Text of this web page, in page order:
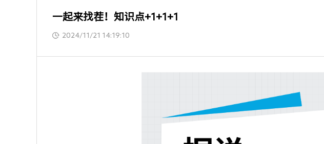
一起来找茬！知识点+1+1+1
2024/11/21 14:19:10